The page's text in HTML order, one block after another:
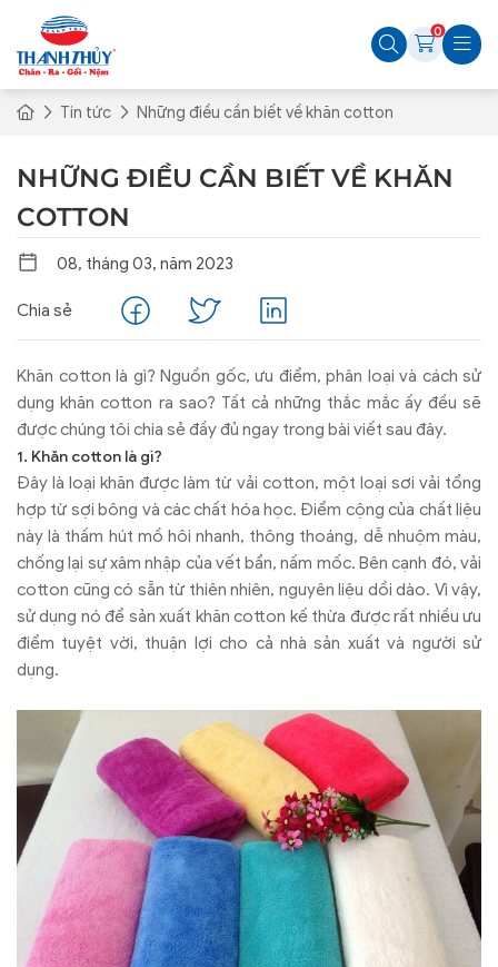
0
Tin tức Những điều cần biết về khăn cotton
NHỮNG ĐIỀU CẦN BIẾT VỀ KHĂN
COTTON
08, tháng 03, năm 2023
Chia sẻ
Khăn cotton là gì? Nguồn gốc, ưu điểm, phân loại và cách sử
dụng khăn cotton ra sao? Tất cả những thắc mắc ấy đều sẽ
được chúng tôi chia sẻ đầy đủ ngay trong bài viết sau đây.
1. Khăn cotton là gì?
Đây là loại khăn được làm từ vải cotton, một loại sơi vải tổng
hợp từ sợi bông và các chất hóa học. Điểm cộng của chất liệu
này là thấm hút mồ hôi nhanh, thông thoáng, dễ nhuộm màu,
chống lại sự xâm nhập của vết bẩn, nấm mốc. Bên cạnh đó, vải
cotton cũng có sẵn từ thiên nhiên, nguyên liệu dồi dào. Vì vậy,
sử dụng nó để sản xuất khăn cotton kế thừa được rất nhiều ưu
điểm tuyệt vời, thuận lợi cho cả nhà sản xuất và người sử
dụng.